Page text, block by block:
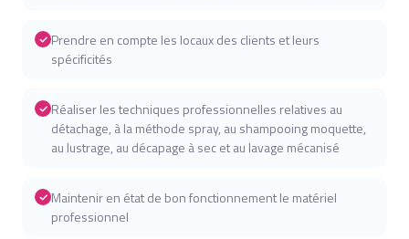
Prendre en compte les locaux des clients et leurs
spécificités
Réaliser les techniques professionnelles relatives au
détachage, à la méthode spray, au shampooing moquette,
au lustrage, au décapage à sec et au lavage mécanisé
Maintenir en état de bon fonctionnement le matériel
professionnel